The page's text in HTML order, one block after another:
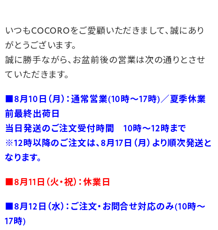
いつもCOCOROをご愛顧いただきまして、誠にあり
がとうございます。
誠に勝手ながら、お盆前後の営業は次の通りとさせ
ていただきます。
■8月10 日（月）：通常営業(10時～17時)／夏季休業
前最終出荷日
当日発送のご注文受付時間 10時～12時まで
※12時以降のご注文は、8月17日（月）より順次発送と
なります。
■8月11 日（火・祝）：休業日
■8月12 日（水）：ご注文・お問合せ対応のみ(10時～
17時)